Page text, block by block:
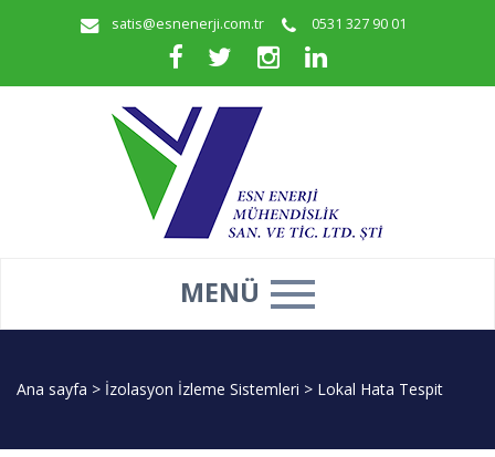
satis@esnenerji.com.tr 0531 327 90 01
MENÜ
Ana sayfa > İzolasyon İzleme Sistemleri > Lokal Hata Tespit